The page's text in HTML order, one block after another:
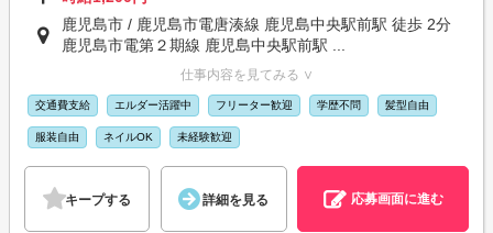
鹿児島市 / 鹿児島市電唐湊線 鹿児島中央駅前駅 徒歩 2分
鹿児島市電第２期線 鹿児島中央駅前駅 ...
仕事内容を見てみる ∨
交通費支給 エルダー活躍中 フリーター歓迎 学歴不問 髪型自由
服装自由 ネイルOK 未経験歓迎
キープする 詳細を見る 応募画面に進む